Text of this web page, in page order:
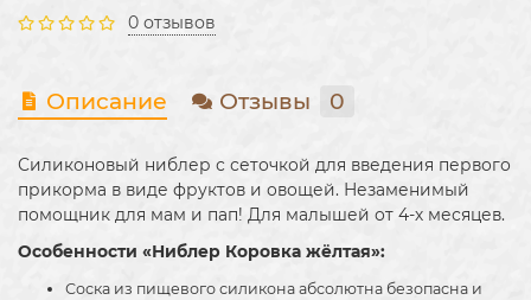
0 отзывов
Описание Отзывы 0
Силиконовый ниблер с сеточкой для введения первого
прикорма в виде фруктов и овощей. Незаменимый
помощник для мам и пап! Для малышей от 4-х месяцев.
Особенности «Ниблер Коровка жёлтая»:
Соска из пищевого силикона абсолютна безопасна и